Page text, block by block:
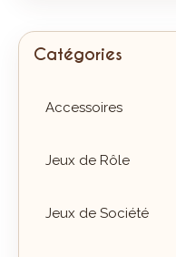
Catégories
Accessoires
Jeux de Rôle
Jeux de Société